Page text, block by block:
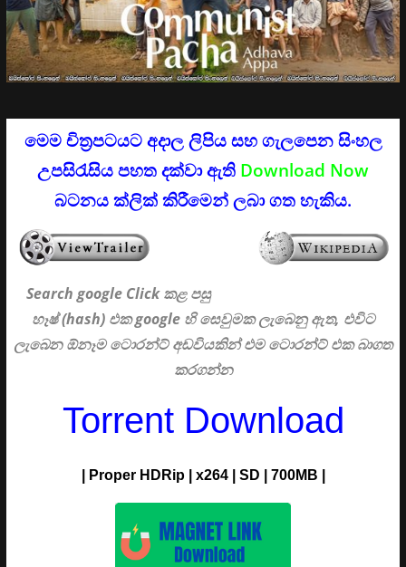
මෙම චිත්‍රපටයට අදාල ලිපිය සහ ගැලපෙන සිංහල
උපසිරැසිය පහත දක්වා ඇති Download Now
බටනය ක්ලික් කිරීමෙන් ලබා ගත හැකිය.
Search google Clickකළ පසු
හෑෂ් (hash) එක google හි සෙවුමක ලැබෙනු ඇත, එවිට
ලැබෙන ඕනෑම ටොරන්ට් අඩවියකින් එම ටොරන්ට් එක බාගත
කරගන්න
Torrent Download
| Proper HDRip | x264 | SD | 700MB |